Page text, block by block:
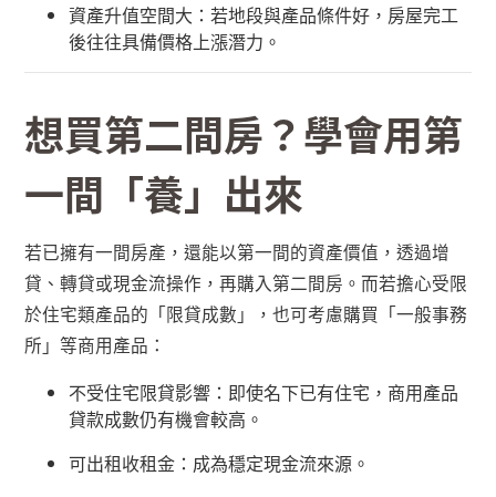
資產升值空間大：若地段與產品條件好，房屋完工
後往往具備價格上漲潛力。
想買第二間房？學會用第
一間「養」出來
若已擁有一間房產，還能以第一間的資產價值，透過增
貸、轉貸或現金流操作，再購入第二間房。而若擔心受限
於住宅類產品的「限貸成數」，也可考慮購買「一般事務
所」等商用產品：
不受住宅限貸影響：即使名下已有住宅，商用產品
貸款成數仍有機會較高。
可出租收租金：成為穩定現金流來源。